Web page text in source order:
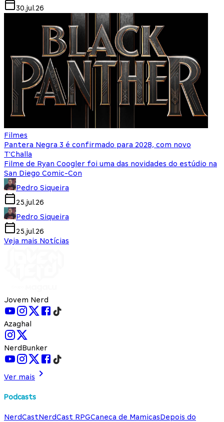
30.jul.26
Filmes
Pantera Negra 3 é confirmado para 2028, com novo
T'Challa
Filme de Ryan Coogler foi uma das novidades do estúdio na
San Diego Comic-Con
Pedro Siqueira
25.jul.26
Pedro Siqueira
25.jul.26
Veja mais Notícias
Jovem Nerd
Azaghal
NerdBunker
Ver mais
Podcasts
NerdCastNerdCast RPGCaneca de MamicasDepois do